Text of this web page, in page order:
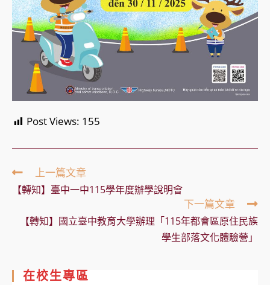
Post Views: 155
Read
more
articles
上一篇文章
【轉知】臺中一中115學年度辦學說明會
下一篇文章
【轉知】國立臺中教育大學辦理「115年都會區原住民族
學生部落文化體驗營」
在校生專區